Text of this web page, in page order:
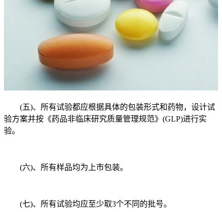
(五)、所有试验都应根据具体的包装形式和药物，设计试
验方案并按《药品非临床研究质量管理规范》(GLP)进行实
验。
(六)、所有样品均为上市包装。
(七)、所有试验均应至少取3个不同的批号。